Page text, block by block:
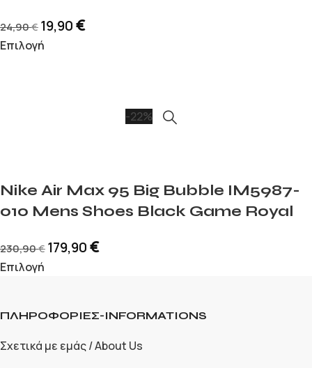
24,90€ 19,90€
Επιλογή
-22%
Nike Air Max 95 Big Bubble IM5987-
010 Mens Shoes Black Game Royal
230,90€ 179,90€
Επιλογή
ΠΛΗΡΟΦΟΡΙΕΣ-INFORMATIONS
Σχετικά με εμάς / About Us